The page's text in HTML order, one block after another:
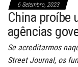
6 Setembro, 2023
China proíbe
agências
Se acreditarmos
Street Journal, os